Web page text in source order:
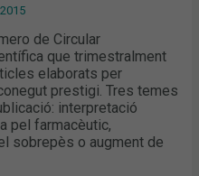
de Circular
que trimestralment
elaborats per
prestigi. Tres temes
interpretació
pel farmacèutic,
sobrepès o augment de